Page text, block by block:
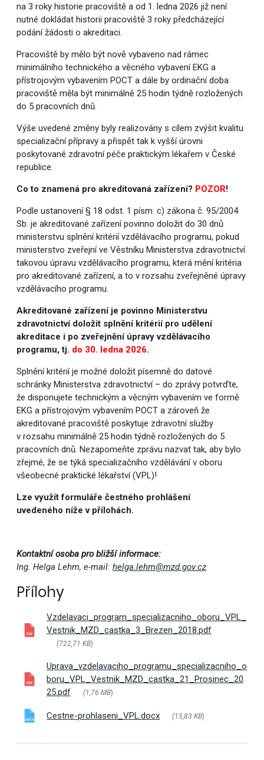
na 3 roky historie pracoviště a od 1. ledna 2026 již není
nutné dokládat historii pracoviště 3 roky předcházející
podání žádosti o akreditaci.
Pracoviště by mělo být nově vybaveno nad rámec
minimálního technického a věcného vybavení EKG a
přístrojovým vybavením POCT a dále by ordinační doba
pracoviště měla být minimálně 25 hodin týdně rozložených
do 5 pracovních dnů.
Výše uvedené změny byly realizovány s cílem zvýšit kvalitu
specializační přípravy a přispět tak k vyšší úrovni
poskytované zdravotní péče praktickým lékařem v České
republice.
Co to znamená pro akreditovaná zařízení? POZOR!
Podle ustanovení § 18 odst. 1 písm. c) zákona č. 95/2004
Sb. je akreditované zařízení povinno doložit do 30 dnů
ministerstvu splnění kritérií vzdělávacího programu, pokud
ministerstvo zveřejní ve Věstníku Ministerstva zdravotnictví
takovou úpravu vzdělávacího programu, která mění kritéria
pro akreditované zařízení, a to v rozsahu zveřejněné úpravy
vzdělávacího programu.
Akreditované zařízení je povinno Ministerstvu
zdravotnictví doložit splnění kritérií pro udělení
akreditace i po zveřejnění úpravy vzdělávacího
programu, tj. do 30. ledna 2026.
Splnění kritérií je možné doložit písemně do datové
schránky Ministerstva zdravotnictví – do zprávy potvrďte,
že disponujete technickým a věcným vybavením ve formě
EKG a přístrojovým vybavením POCT a zároveň že
akreditované pracoviště poskytuje zdravotní služby
v rozsahu minimálně 25 hodin týdně rozložených do 5
pracovních dnů. Nezapomeňte zprávu nazvat tak, aby bylo
zřejmé, že se týká specializačního vzdělávání v oboru
všeobecné praktické lékařství (VPL)!
Lze využít formuláře čestného prohlášení
uvedeného níže v přílohách.
Kontaktní osoba pro bližší informace:
Ing. Helga Lehm, e-mail: helga.lehm@mzd.gov.cz
Přílohy
Vzdelavaci_program_specializacniho_oboru_VPL_
Vestnik_MZD_castka_3_Brezen_2018.pdf
(722,71 KB)
Uprava_vzdelavaciho_programu_specializacniho_o
boru_VPL_Vestnik_MZD_castka_21_Prosinec_20
25.pdf
(1,76 MB)
Cestne-prohlaseni_VPL.docx (15,83 KB)